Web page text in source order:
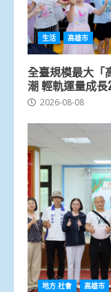
生活 高雄市
全臺規模最大「
潮 輕軌運量成長
2026-08-08
地方.社會 高雄市